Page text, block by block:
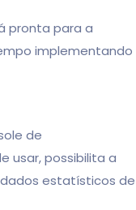
pronta para a
implementando
de
usar, possibilita a
estatísticos de